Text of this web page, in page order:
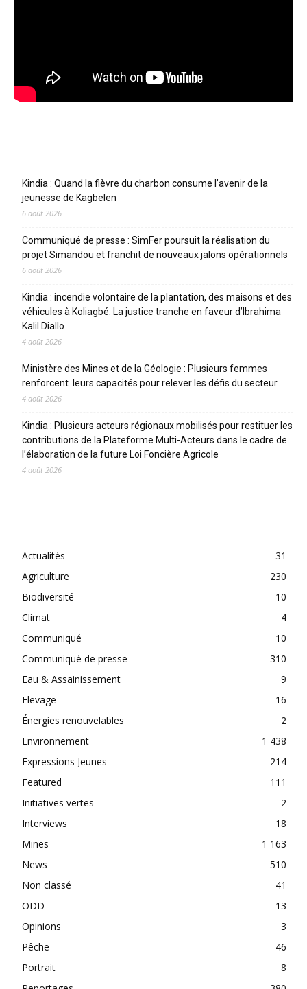
Kindia : Quand la fièvre du charbon consume l’avenir de la
jeunesse de Kagbelen
6 août 2026
Communiqué de presse : SimFer poursuit la réalisation du
projet Simandou et franchit de nouveaux jalons opérationnels
6 août 2026
Kindia : incendie volontaire de la plantation, des maisons et des
véhicules à Koliagbé. La justice tranche en faveur d’Ibrahima
Kalil Diallo
4 août 2026
Ministère des Mines et de la Géologie : Plusieurs femmes
renforcent leurs capacités pour relever les défis du secteur
4 août 2026
Kindia : Plusieurs acteurs régionaux mobilisés pour restituer les
contributions de la Plateforme Multi-Acteurs dans le cadre de
l’élaboration de la future Loi Foncière Agricole
4 août 2026
Actualités
31
Agriculture
230
Biodiversité
10
Climat
4
Communiqué
10
Communiqué de presse
310
Eau & Assainissement
9
Elevage
16
Énergies renouvelables
2
Environnement
1 438
Expressions Jeunes
214
Featured
111
Initiatives vertes
2
Interviews
18
Mines
1 163
News
510
Non classé
41
ODD
13
Opinions
3
Pêche
46
Portrait
8